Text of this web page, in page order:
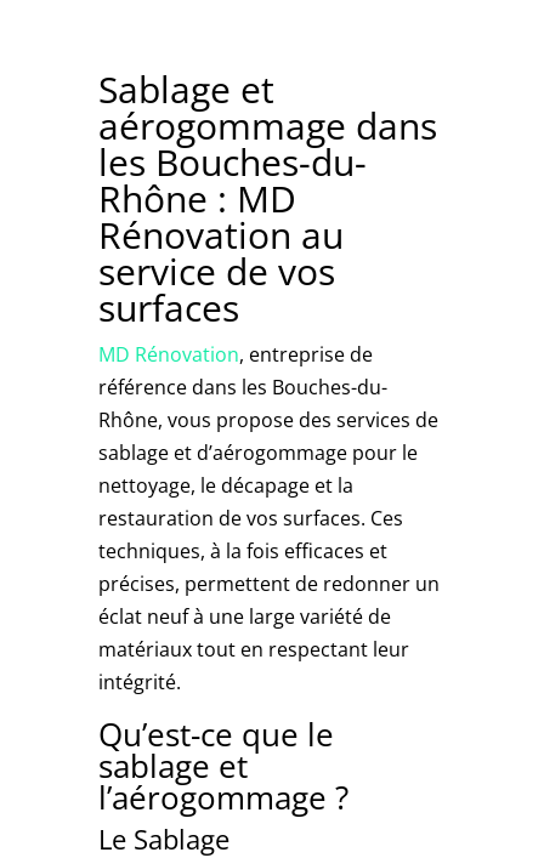
Sablage et
aérogommage dans
les Bouches-du-
Rhône : MD
Rénovation au
service de vos
surfaces
MD Rénovation, entreprise de
référence dans les Bouches-du-
Rhône, vous propose des services de
sablage et d’aérogommage pour le
nettoyage, le décapage et la
restauration de vos surfaces. Ces
techniques, à la fois efficaces et
précises, permettent de redonner un
éclat neuf à une large variété de
matériaux tout en respectant leur
intégrité.
Qu’est-ce que le
sablage et
l’aérogommage ?
Le Sablage